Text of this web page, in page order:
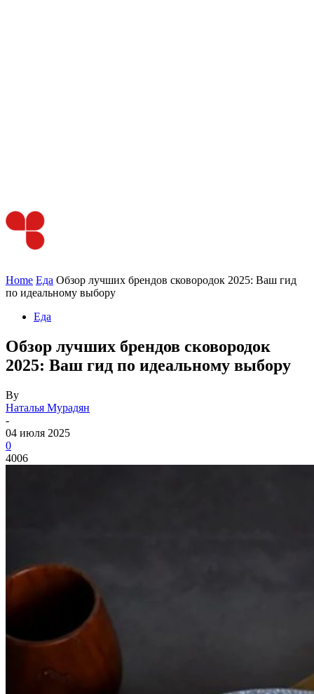
Home Еда Обзор лучших брендов сковородок 2025: Ваш гид
по идеальному выбору
Еда
Обзор лучших брендов сковородок
2025: Ваш гид по идеальному выбору
By
Наталья Мурадян
-
04 июля 2025
0
4006